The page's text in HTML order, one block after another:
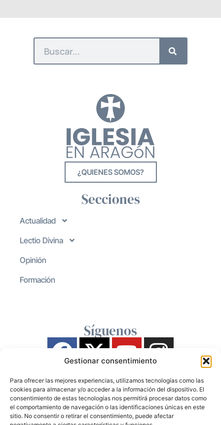
Gestionar consentimiento
Para ofrecer las mejores experiencias, utilizamos tecnologías como las
cookies para almacenar y/o acceder a la información del dispositivo. El
consentimiento de estas tecnologías nos permitirá procesar datos como
el comportamiento de navegación o las identificaciones únicas en este
sitio. No consentir o retirar el consentimiento, puede afectar
¿QUIENES SOMOS?
Secciones
Actualidad
Lectio Divina
Opinión
Formación
Síguenos